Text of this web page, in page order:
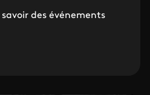
des événements